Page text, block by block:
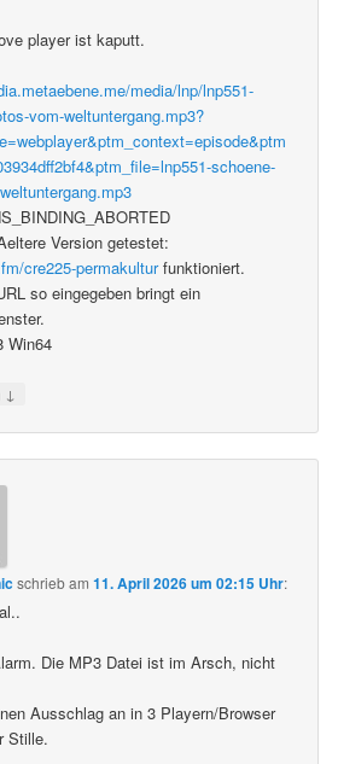
player ist kaputt.
media/lnp/lnp551-
vom-weltuntergang.mp3?
schoene-
Version getestet:
cre225-permakulturfunktioniert.
so eingegeben bringt ein
Win64
↓
schriebam11. April 2026 um 02:15 Uhr:
Die MP3 Datei ist im Arsch, nicht
Ausschlag an in 3 Playern/Browser
Stille.